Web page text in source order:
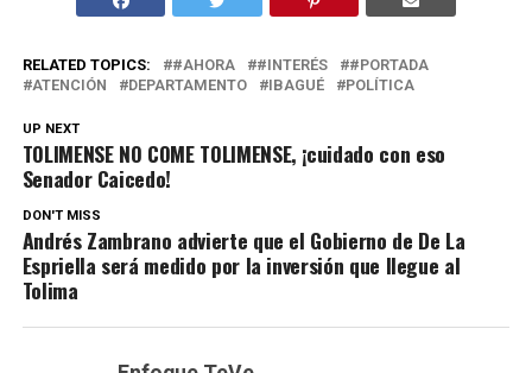
RELATED TOPICS: #AHORA #INTERÉS
#PORTADA
ATENCIÓN
DEPARTAMENTO IBAGUÉ POLÍTICA
UP NEXT
TOLIMENSE NO COME TOLIMENSE, ¡cuidado con eso
Senador Caicedo!
DON'T MISS
Andrés Zambrano advierte que el Gobierno de De La
Espriella será medido por la inversión que llegue al
Tolima